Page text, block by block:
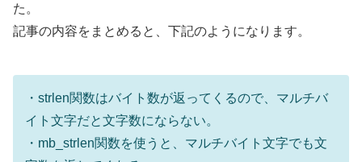
た。
記事の内容をまとめると、下記のようになります。
・strlen関数はバイト数が返ってくるので、マルチバ
イト文字だと文字数にならない。
・mb_strlen関数を使うと、マルチバイト文字でも文